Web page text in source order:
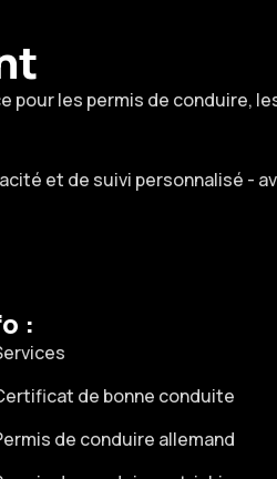
pour les permis de conduire,
et de suivi personnalisé -
:
de bonne conduite
de conduire allemand